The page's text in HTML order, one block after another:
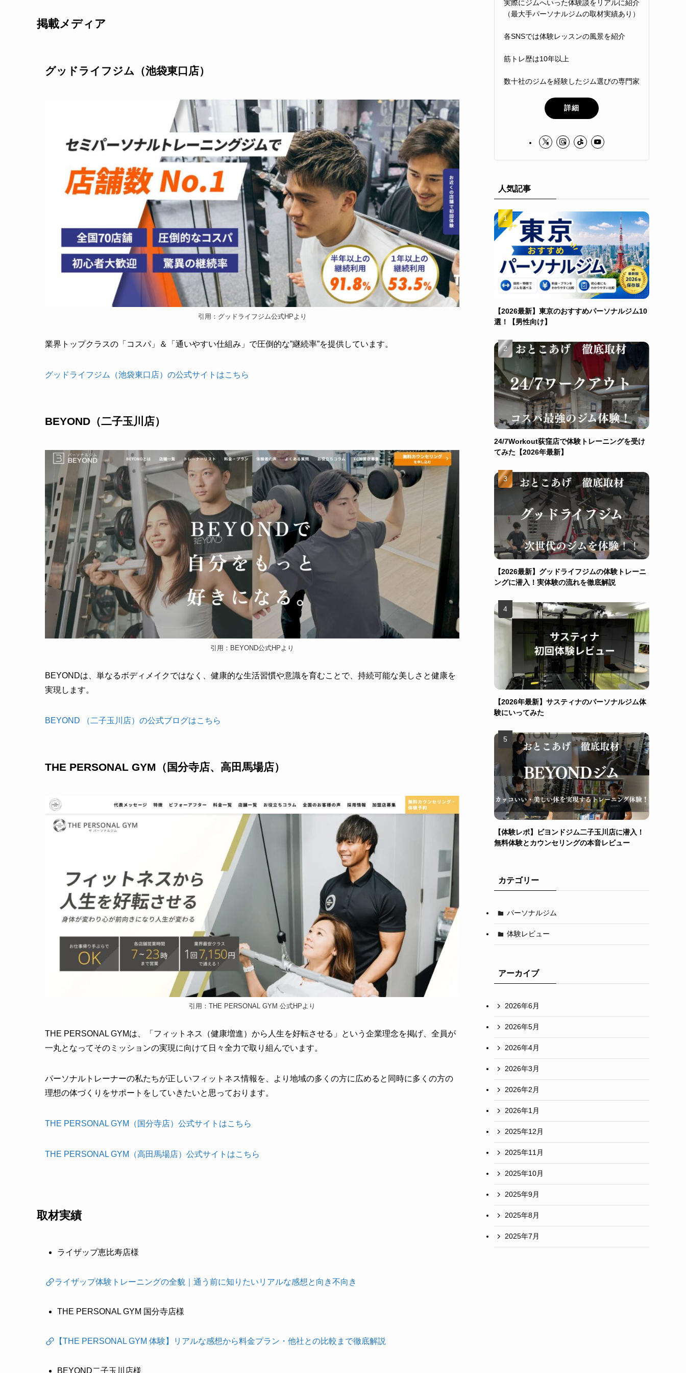
掲載メディア
グッドライフジム（池袋東口店）
引用：グッドライフジム公式HPより
業界トップクラスの「コスパ」＆「通いやすい仕組み」で圧倒的な”継続率”を提供しています。
グッドライフジム（池袋東口店）の公式サイトはこちら
BEYOND（二子玉川店）
引用：BEYOND公式HPより
BEYONDは、単なるボディメイクではなく、健康的な生活習慣や意識を育むことで、持続可能な美しさと健康を
実現します。
BEYOND （二子玉川店）の公式ブログはこちら
THE PERSONAL GYM（国分寺店、高田馬場店）
引用：THE PERSONAL GYM 公式HPより
THE PERSONAL GYMは、「フィットネス（健康増進）から人生を好転させる」という企業理念を掲げ、全員が
一丸となってそのミッションの実現に向けて日々全力で取り組んでいます。
パーソナルトレーナーの私たちが正しいフィットネス情報を、より地域の多くの方に広めると同時に多くの方の
理想の体づくりをサポートをしていきたいと思っております。
THE PERSONAL GYM（国分寺店）公式サイトはこちら
THE PERSONAL GYM（高田馬場店）公式サイトはこちら
取材実績
ライザップ恵比寿店様
ライザップ体験トレーニングの全貌｜通う前に知りたいリアルな感想と向き不向き
THE PERSONAL GYM 国分寺店様
【THE PERSONAL GYM 体験】リアルな感想から料金プラン・他社との比較まで徹底解説
BEYOND二子玉川店様
実際にジムへいった体験談をリアルに紹介
（最大手パーソナルジムの取材実績あり）
各SNSでは体験レッスンの風景を紹介
筋トレ歴は10年以上
数十社のジムを経験したジム選びの専門家
詳細
人気記事
【2026最新】東京のおすすめパーソナルジム10
選！【男性向け】
24/7Workout荻窪店で体験トレーニングを受け
てみた【2026年最新】
【2026最新】グッドライフジムの体験トレーニ
ングに潜入！実体験の流れを徹底解説
【2026年最新】サスティナのパーソナルジム体
験にいってみた
【体験レポ】ビヨンドジム二子玉川店に潜入！
無料体験とカウンセリングの本音レビュー
カテゴリー
パーソナルジム
体験レビュー
アーカイブ
2026年6月
2026年5月
2026年4月
2026年3月
2026年2月
2026年1月
2025年12月
2025年11月
2025年10月
2025年9月
2025年8月
2025年7月